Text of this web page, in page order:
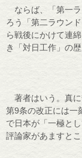
ならば、「第一ラ
ろう「第二ラウン
ら戦後にかけて連
き「対日工作」の歴
著者はいう。真に
第9条の改正には
で日本が「一極と
評論家があますと